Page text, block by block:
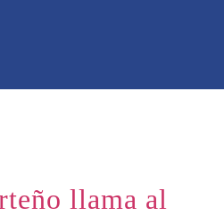
2 y PIC 4
llama al